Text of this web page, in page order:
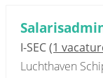
I-SEC(1
Luchthaven